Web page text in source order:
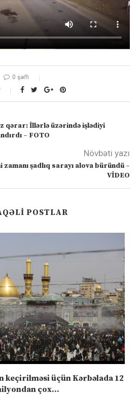
0 şərh
qərar: İllərlə üzərində işlədiyi
– FOTO
Növbəti yazı
şadlıq sarayı alova büründü –
VİDEO
POSTLAR
keçirilməsi üçün Kərbəlada 12
çox...